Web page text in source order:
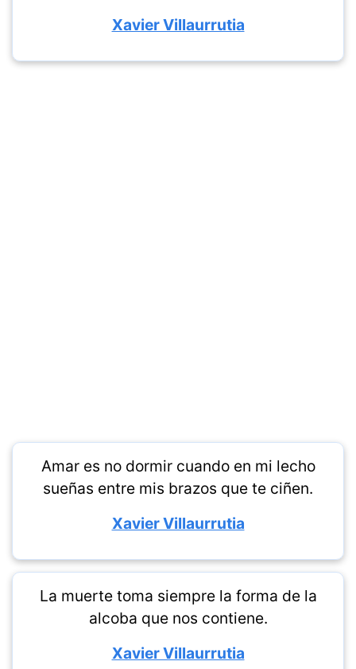
Xavier Villaurrutia
Amar es no dormir cuando en mi lecho
sueñas entre mis brazos que te ciñen.
Xavier Villaurrutia
La muerte toma siempre la forma de la
alcoba que nos contiene.
Xavier Villaurrutia